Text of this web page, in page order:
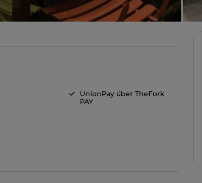
UnionPay über TheFork
PAY